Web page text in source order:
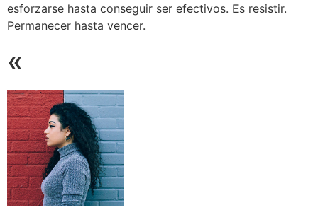
esforzarse hasta conseguir ser efectivos. Es resistir.
Permanecer hasta vencer.
«